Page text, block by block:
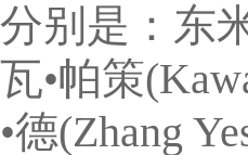
分别是：东
瓦•帕策
•德(Zhang